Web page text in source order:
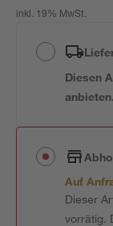
inkl. 19% MwSt.
Diesen
anbieten.
Auf
Dieser
vorrätig.